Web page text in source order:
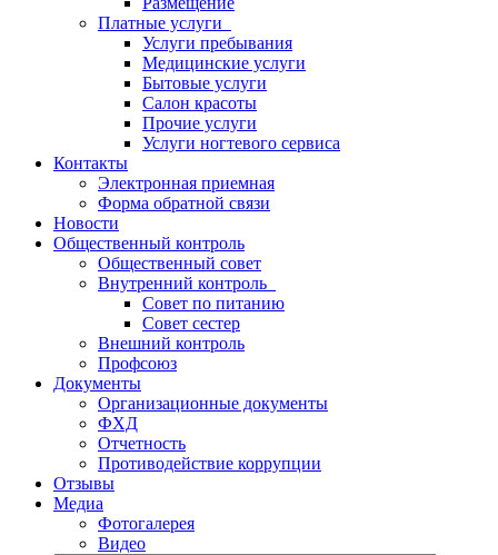
Платные услуги
Услуги пребывания
Медицинские услуги
Бытовые услуги
Салон красоты
Прочие услуги
Услуги ногтевого сервиса
Контакты
Электронная приемная
Форма обратной связи
Новости
Общественный контроль
Общественный совет
Внутренний контроль
Совет по питанию
Совет сестер
Внешний контроль
Профсоюз
Документы
Организационные документы
ФХД
Отчетность
Противодействие коррупции
Отзывы
Медиа
Фотогалерея
Видео